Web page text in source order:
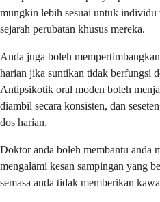
mungkin lebih sesuai untuk individu
sejarah perubatan khusus mereka.
Anda juga boleh
harian jika suntikan tidak berfungsi
Antipsikotik oral moden boleh
diambil secara konsisten, dan
dos harian.
Doktor anda boleh membantu anda
mengalami kesan sampingan yang
semasa anda tidak memberikan